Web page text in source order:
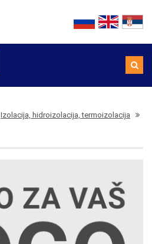
Izolacija, hidroizolacija, termoizolacija